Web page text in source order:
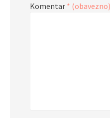
Komentar * (obavezno)